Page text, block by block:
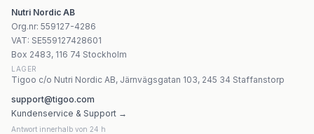
YANGO Witamina B6 (P-5-P) (90 kaps.)
Yango - White Mulberry Chlorophyll In Drops (30ml)
Yango Hericium Extract – 50g pulver
Nutri Nordic AB
Org.nr: 559127-4286
VAT: SE559127428601
Box 2483, 116 74 Stockholm
LAGER
Tigoo c/o Nutri Nordic AB, Järnvägsgatan 103, 245 34 Staffanstorp
support@tigoo.com
Kundenservice & Support →
Antwort innerhalb von 24 h